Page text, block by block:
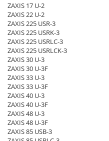
Bobina 18V
Contactor 16V
Kit reparatii contactor
Contactor 65V
Contactor 96V
Releu 230V
Relee 6V
Intrerupatoare
Banda antistatica
Contact pornire
Claxon
Piese Steinbock
Piese Valpadana
Piese Zettelmeyer
Piese Venieri
Piese Nissan
Piese Sullair
Piese Rigitrac
Piese Krone
Piese Hiab Foco
ZAXIS 17 U-2
ZAXIS 22 U-2
ZAXIS 225 USR-3
ZAXIS 225 USRK-3
ZAXIS 225 USRLC-3
ZAXIS 225 USRLCK-3
ZAXIS 30 U-3
ZAXIS 30 U-3F
ZAXIS 33 U-3
ZAXIS 33 U-3F
ZAXIS 40 U-3
ZAXIS 40 U-3F
ZAXIS 48 U-3
ZAXIS 48 U-3F
ZAXIS 85 USB-3